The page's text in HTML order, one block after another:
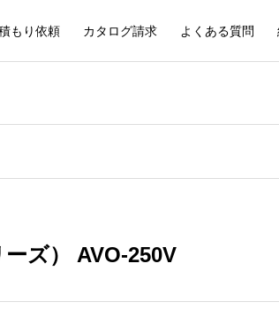
もり依頼 カタログ請求 よくある質問
ズ） AVO-250V